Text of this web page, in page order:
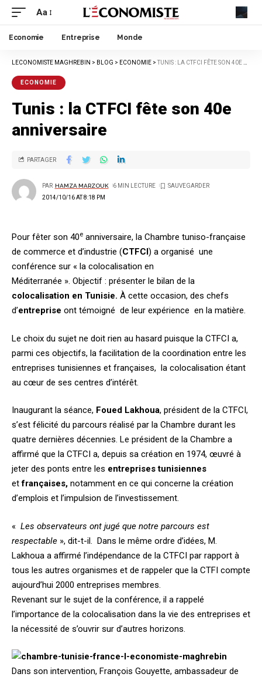
Aa
Economie Entreprise Monde
LECONOMISTE MAGHREBIN > BLOG > ECONOMIE >TUNIS : LA CTFCI FÊTE SON 40E ANNIVERSAIRE
ECONOMIE
Tunis : la CTFCI fête son 40e
anniversaire
2014/10/16 AT 8:18 PM
PAR HAMZA MARZOUK 6 MIN LECTURE
PARTAGER
Pour fêter son 40e anniversaire, la Chambre tuniso-française
de commerce et d’industrie (CTFCI) a organisé une
conférence sur « la colocalisation en
Méditerranée ». Objectif : présenter le bilan de la
colocalisation en Tunisie. À cette occasion, des chefs
d’entreprise ont témoigné de leur expérience en la matière.
Le choix du sujet ne doit rien au hasard puisque la CTFCI a,
parmi ces objectifs, la facilitation de la coordination entre les
entreprises tunisiennes et françaises, la colocalisation étant
au cœur de ses centres d’intérêt.
Inaugurant la séance, Foued Lakhoua, président de la CTFCI,
s’est félicité du parcours réalisé par la Chambre durant les
quatre dernières décennies. Le président de la Chambre a
affirmé que la CTFCI a, depuis sa création en 1974, œuvré à
jeter des ponts entre les entreprises tunisiennes
etfrançaises, notamment en ce qui concerne la création
d’emplois et l’impulsion de l’investissement.
« Les observateurs ont jugé que notre parcours est
respectable », dit-t-il. Dans le même ordre d’idées, M.
Lakhoua a affirmé l’indépendance de la CTFCI par rapport à
tous les autres organismes et de rappeler que la CTFI compte
aujourd’hui 2000 entreprises membres.
Revenant sur le sujet de la conférence, il a rappelé
l’importance de la colocalisation dans la vie des entreprises et
la nécessité de s’ouvrir sur d’autres horizons.
Dans son intervention, François Gouyette, ambassadeur de